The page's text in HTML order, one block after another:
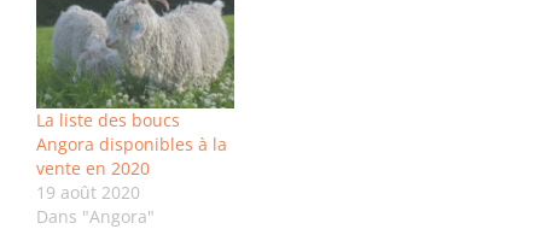
La liste des boucs
Angora disponibles à la
vente en 2020
19 août 2020
Dans "Angora"